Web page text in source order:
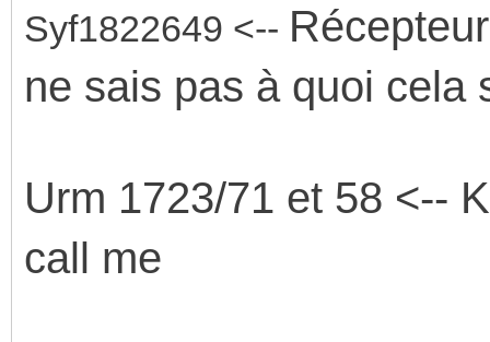
Syf1822649 <--
ne sais pas à quoi cela
Urm 1723/71 et 58 <--
call me